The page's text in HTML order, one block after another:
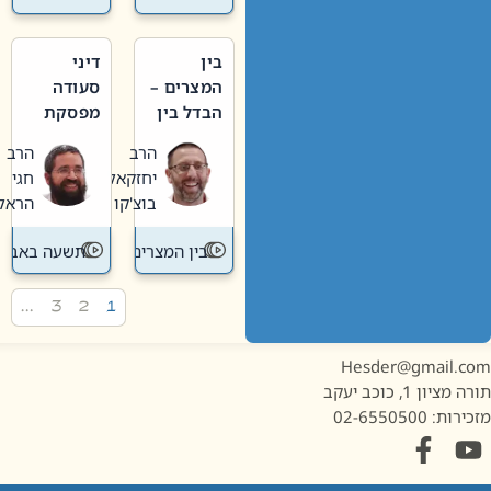
בין
המצרים –
הבדל בין
חדשה
לישנה
הרב
יחזקאל
בוצ'קו
בין המצרים
דיני
סעודה
מפסקת
תשעה
באב
הרב
חגי
הראל
תשעה באב
1, כוכב יעקב
02-6550500